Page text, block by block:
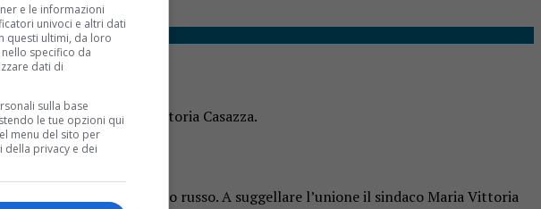
al sindaco Maria Vittoria Casazza.
ucraina e un uomo russo. A suggellare l’unione il sindaco Maria Vittoria
e le informazioni
univoci e altri dati
questi ultimi, da loro
specifico da
dati di
sulla base
le tue opzioni qui
menu del sito per
della privacy e dei